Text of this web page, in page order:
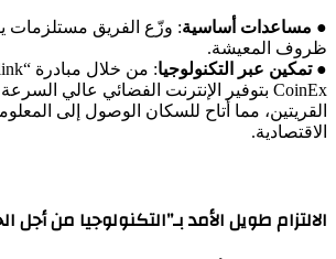
● مساعدات أساسية: وزّع الفريق مستلزمات
ظروف المعيشة.
●تمكين عبر التكنولوجيا
القريتين، مما أتاح للسكان الوصول إلى
الاقتصادية.
الالتزام طويل الأمد بـ”التكنولوجيا من أجل